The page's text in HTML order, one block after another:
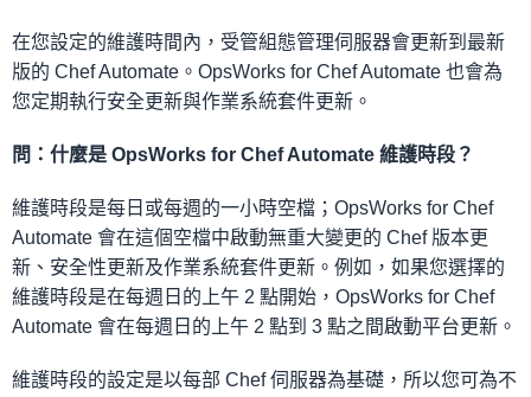
在您設定的維護時間內，受管組態管理伺服器會更新到最新
版的 Chef Automate。OpsWorks for Chef Automate 也會為
您定期執行安全更新與作業系統套件更新。
問：什麼是 OpsWorks for Chef Automate 維護時段？
維護時段是每日或每週的一小時空檔；OpsWorks for Chef
Automate 會在這個空檔中啟動無重大變更的 Chef 版本更
新、安全性更新及作業系統套件更新。例如，如果您選擇的
維護時段是在每週日的上午 2 點開始，OpsWorks for Chef
Automate 會在每週日的上午 2 點到 3 點之間啟動平台更新。
維護時段的設定是以每部 Chef 伺服器為基礎，所以您可為不